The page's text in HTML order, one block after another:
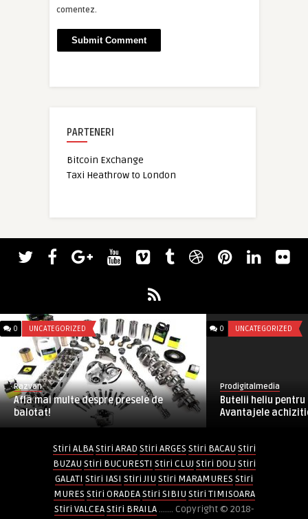
comentez.
PARTENERI
Bitcoin Exchange
Taxi Heathrow to London
0 UNCATEGORIZED
Razvan
Afla mai multe despre presele de
balotat!
0 UNCATEGORIZED
Prodigitalmedia
Butelii heliu pentru
Avantajele
Stiri ALBA Stiri ARAD Stiri ARGES Stiri BACAU Stiri
BUZAU Stiri BUCURESTI Stiri CLUJ Stiri DOLJ Stiri
GALATI Stiri IASI Stiri JIU Stiri MARAMURES Stiri
MURES Stiri ORADEA Stiri SIBIU Stiri TIMISOARA
Stiri VALCEA Stiri BRAILA....... Copyright © 2018-